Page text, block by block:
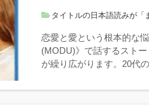
タイトルの日本語読みが「
恋愛と愛という根本的な
(MODU)》で話するスト
が繰り広がります。20代